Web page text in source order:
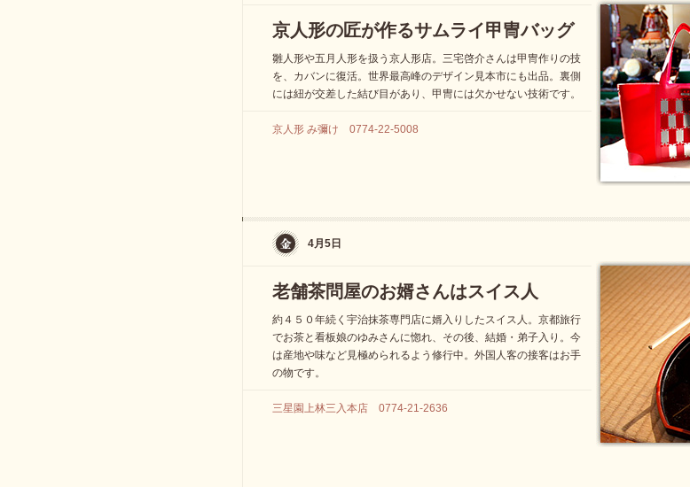
京人形の匠が作るサムライ甲冑バッグ
雛人形や五月人形を扱う京人形店。三宅啓介さんは甲冑作りの技
を、カバンに復活。世界最高峰のデザイン見本市にも出品。裏側
には紐が交差した結び目があり、甲冑には欠かせない技術です。
京人形 み彌け 0774-22-5008
4月5日
老舗茶問屋のお婿さんはスイス人
約４５０年続く宇治抹茶専門店に婿入りしたスイス人。京都旅行
でお茶と看板娘のゆみさんに惚れ、その後、結婚・弟子入り。今
は産地や味など見極められるよう修行中。外国人客の接客はお手
の物です。
三星園上林三入本店 0774-21-2636